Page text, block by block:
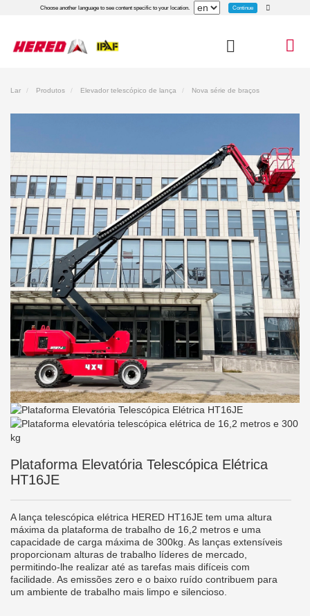
Choose another language to see content specific to your location. Continue
Lar Produtos Elevador telescópico de lança Nova série de braços
Plataforma Elevatória Telescópica Elétrica
HT16JE
A lança telescópica elétrica HERED HT16JE tem uma altura
máxima da plataforma de trabalho de 16,2 metros e uma
capacidade de carga máxima de 300kg. As lanças extensíveis
proporcionam alturas de trabalho líderes de mercado,
permitindo-lhe realizar até as tarefas mais difíceis com
facilidade. As emissões zero e o baixo ruído contribuem para
um ambiente de trabalho mais limpo e silencioso.